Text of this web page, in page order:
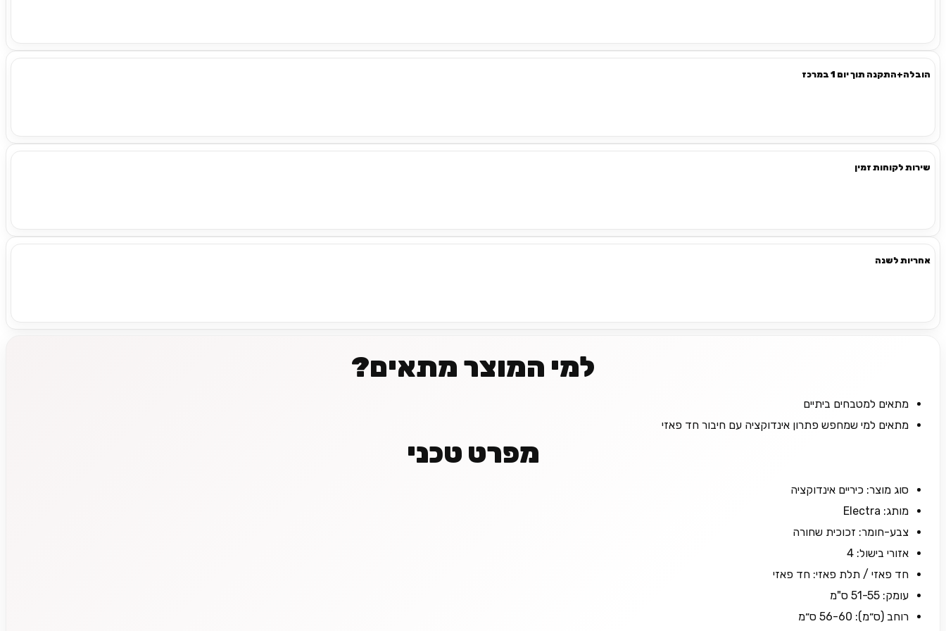
הובלה+התקנה תוך יום 1 במרכז
שירות לקוחות זמין
אחריות לשנה
למי המוצר מתאים?
מתאים למטבחים ביתיים
מתאים למי שמחפש פתרון אינדוקציה עם חיבור חד פאזי
מפרט טכני
סוג מוצר: כיריים אינדוקציה
מותג: Electra
צבע-חומר: זכוכית שחורה
אזורי בישול: 4
חד פאזי / תלת פאזי: חד פאזי
עומק: 51-55 ס"מ
רוחב (ס״מ): 56-60 ס״מ